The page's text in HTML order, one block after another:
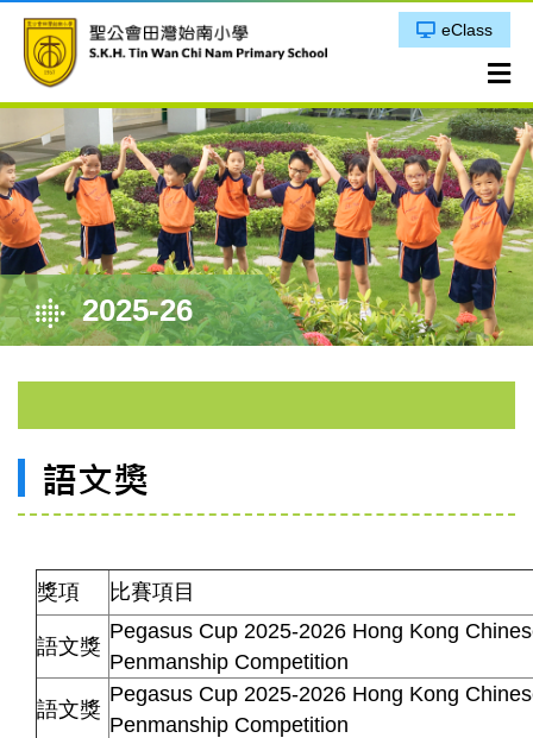
eClass
2025-26
語文獎
獎項 比賽項目
語文獎
Pegasus Cup 2025-2026 Hong Kong
Penmanship Competition
語文獎
Pegasus Cup 2025-2026 Hong Kong
Penmanship Competition